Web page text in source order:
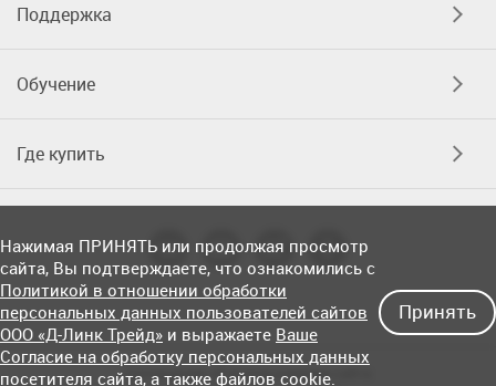
Поддержка
Обучение
Где купить
Соглашение об использовании сайта
Нажимая ПРИНЯТЬ или продолжая просмотр
сайта, Вы подтверждаете, что ознакомились с
Политикой в отношении обработки
персональных данных пользователей сайтов
ООО «Д-Линк Трейд» и выражаете Ваше
Согласие на обработку персональных данных
посетителя сайта, а также файлов cookie.
Принять